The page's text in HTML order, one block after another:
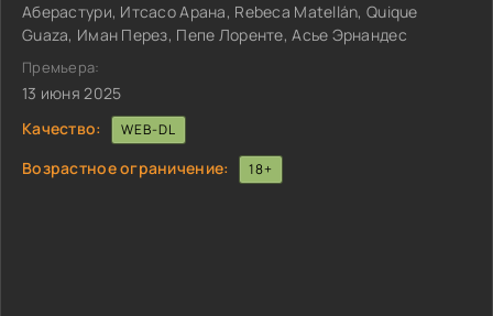
Аберастури, Итсасо Арана, Rebeca Matellán, Quique
Guaza, Иман Перез, Пепе Лоренте, Асье Эрнандес
Премьера:
13 июня 2025
Качество:
WEB-DL
Возрастное ограничение: 18+